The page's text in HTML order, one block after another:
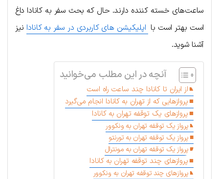
ساعت‌های خسته کننده دارند. حال که بحث سفر به کانادا داغ
است بهتر است با اپلیکیشن های کاربردی در سفر به کانادا نیز
آشنا شوید.
آنچه در این مطلب می‌خوانید
از ایران تا کانادا چند ساعت راه است
پروازهایی که از تهران به کانادا انجام می‌گیرد
پروازهای یک توقفه تهران به کانادا
پرواز یک توقفه تهران به ونکوور
پرواز یک توقفه تهران به تورنتو
پرواز یک توقفه تهران به مونترال
پروازهای چند توقفه تهران به کانادا
پروازهای چند توقفه تهران به ونکوور